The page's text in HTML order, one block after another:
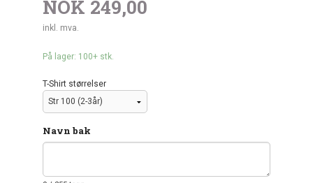
NOK 249,00
inkl. mva.
På lager: 100+ stk.
T-Shirt størrelser
Navn bak